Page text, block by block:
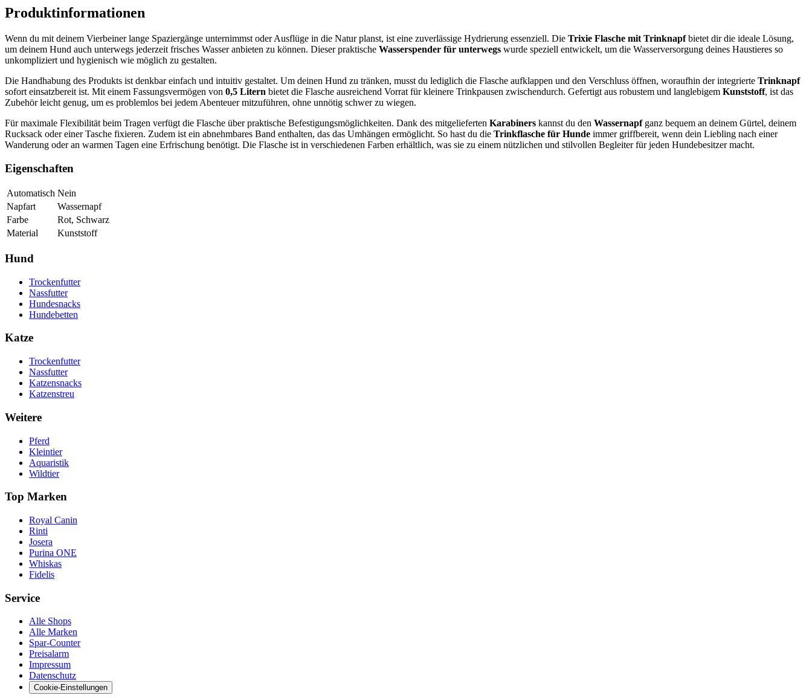
Produktinformationen
Wenn du mit deinem Vierbeiner lange Spaziergänge unternimmst oder Ausflüge in die Natur planst, ist eine zuverlässige Hydrierung essenziell. Die Trixie Flasche mit Trinknapfbietet dir die ideale Lösung,
um deinem Hund auch unterwegs jederzeit frisches Wasser anbieten zu können. Dieser praktische Wasserspender für unterwegs wurde speziell entwickelt, um die Wasserversorgung deines Haustieres so
unkompliziert und hygienisch wie möglich zu gestalten.
Die Handhabung des Produkts ist denkbar einfach und intuitiv gestaltet. Um deinen Hund zu tränken, musst du lediglich die Flasche aufklappen und den Verschluss öffnen, woraufhin der integrierte Trinknapf
sofort einsatzbereit ist. Mit einem Fassungsvermögen von 0,5 Litern bietet die Flasche ausreichend Vorrat für kleinere Trinkpausen zwischendurch. Gefertigt aus robustem und langlebigem Kunststoff, ist das
Zubehör leicht genug, um es problemlos bei jedem Abenteuer mitzuführen, ohne unnötig schwer zu wiegen.
Für maximale Flexibilität beim Tragen verfügt die Flasche über praktische Befestigungsmöglichkeiten. Dank des mitgelieferten Karabiners kannst du den Wassernapfganz bequem an deinem Gürtel, deinem
Rucksack oder einer Tasche fixieren. Zudem ist ein abnehmbares Band enthalten, das das Umhängen ermöglicht. So hast du die Trinkflasche für Hunde immer griffbereit, wenn dein Liebling nach einer
Wanderung oder an warmen Tagen eine Erfrischung benötigt. Die Flasche ist in verschiedenen Farben erhältlich, was sie zu einem nützlichen und stilvollen Begleiter für jeden Hundebesitzer macht.
Eigenschaften
Automatisch Nein
Napfart
Wassernapf
Farbe
Rot, Schwarz
Material
Kunststoff
Hund
Trockenfutter
Nassfutter
Hundesnacks
Hundebetten
Katze
Trockenfutter
Nassfutter
Katzensnacks
Katzenstreu
Weitere
Pferd
Kleintier
Aquaristik
Wildtier
Top Marken
Royal Canin
Rinti
Josera
Purina ONE
Whiskas
Fidelis
Service
Alle Shops
Alle Marken
Spar-Counter
Preisalarm
Impressum
Datenschutz
Cookie-Einstellungen